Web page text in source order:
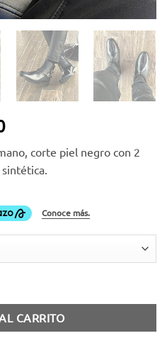
El
actual
es:
corte piel negro con 2
CARRITO